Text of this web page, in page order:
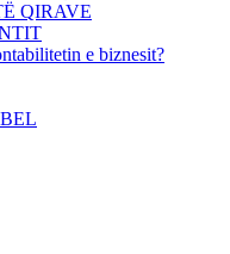
QIRAVE
e biznesit?